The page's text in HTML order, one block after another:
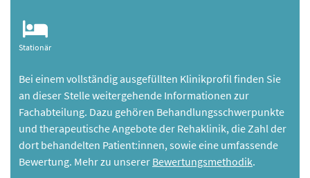
Stationär
Bei einem vollständig ausgefüllten Klinikprofil finden Sie
an dieser Stelle weitergehende Informationen zur
Fachabteilung. Dazu gehören Behandlungsschwerpunkte
und therapeutische Angebote der Rehaklinik, die Zahl der
dort behandelten Patient:innen, sowie eine umfassende
Bewertung. Mehr zu unserer Bewertungsmethodik.